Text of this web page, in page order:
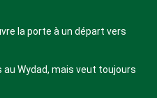
la porte à un départ vers
Wydad, mais veut toujours